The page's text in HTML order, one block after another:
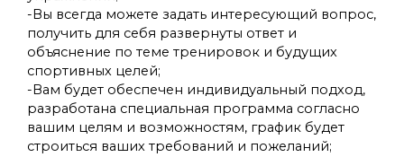
-Вы всегда можете задать интересующий вопрос,
получить для себя развернуты ответ и
объяснение по теме тренировок и будущих
спортивных целей;
-Вам будет обеспечен индивидуальный подход,
разработана специальная программа согласно
вашим целям и возможностям, график будет
строиться ваших требований и пожеланий;